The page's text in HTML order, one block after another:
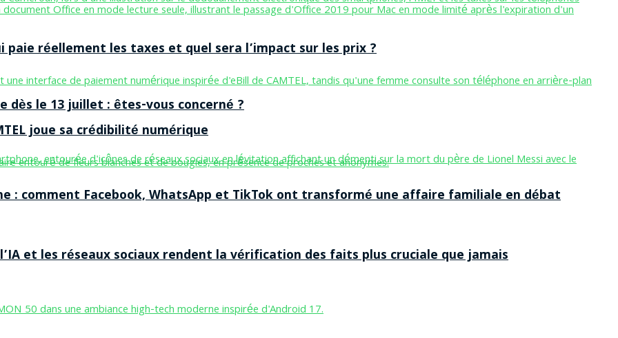
dès le 13 juillet : êtes-vous concerné ?
et les réseaux sociaux rendent la vérification des faits plus cruciale que jamais
paie réellement les taxes et quel sera l’impact sur les prix ?
joue sa crédibilité numérique
: comment Facebook, WhatsApp et TikTok ont transformé une affaire familiale en débat